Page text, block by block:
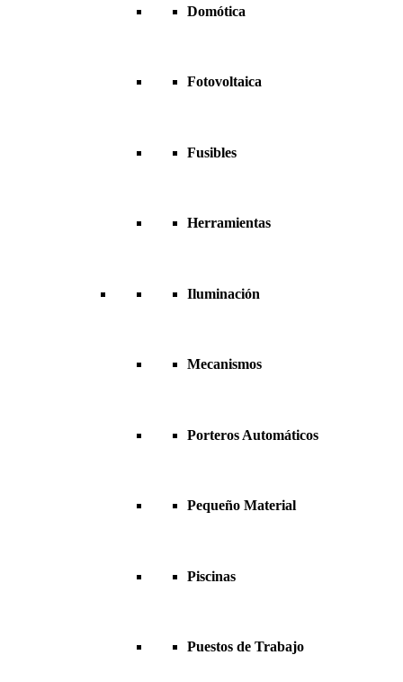
Domótica
Fotovoltaica
Fusibles
Herramientas
Iluminación
Mecanismos
Porteros Automáticos
Pequeño Material
Piscinas
Puestos de Trabajo